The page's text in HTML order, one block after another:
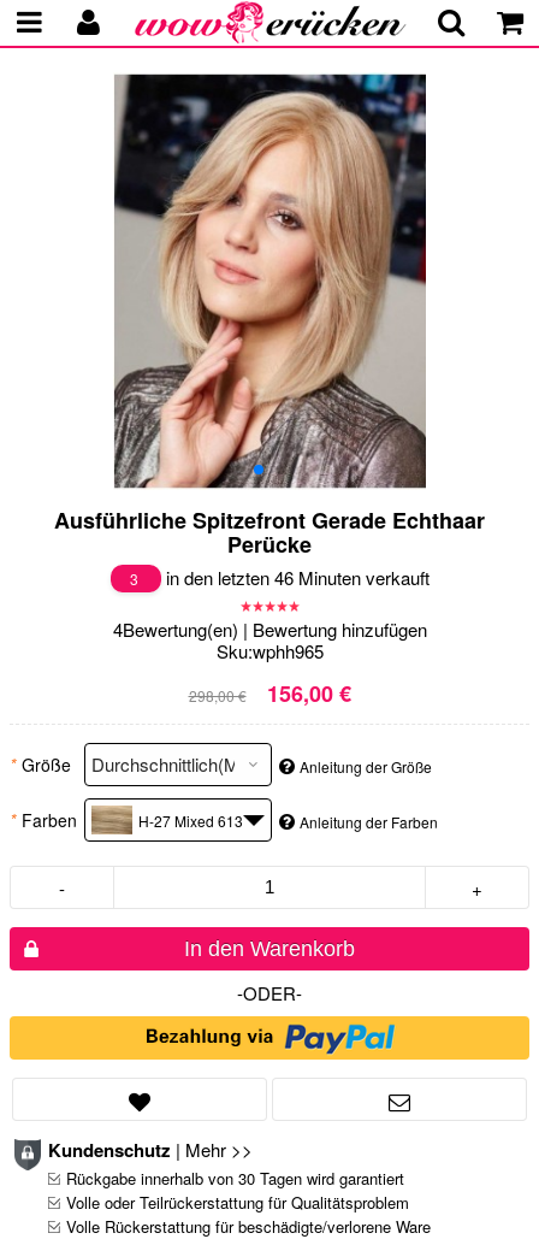
Ausführliche Spitzefront Gerade Echthaar
Perücke
3 in den letzten 46 Minuten verkauft
4Bewertung(en) | Bewertung hinzufügen
Sku:wphh965
298,00 € 156,00 €
* Größe Anleitung der Größe
* Farben H-27 Mixed 613 Anleitung der Farben
- +
In den Warenkorb
-ODER-
Kundenschutz | Mehr >>
Rückgabe innerhalb von 30 Tagen wird garantiert
Volle oder Teilrückerstattung für Qualitätsproblem
Volle Rückerstattung für beschädigte/verlorene Ware